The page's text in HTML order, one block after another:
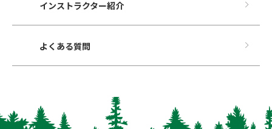
インストラクター紹介
よくある質問